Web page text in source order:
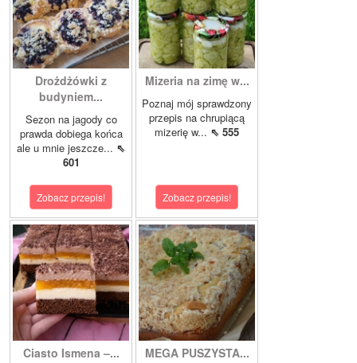
Drożdżówki z
budyniem...
Sezon na jagody co
prawda dobiega końca
ale u mnie jeszcze... ⇖
601
Zobacz przepis!
Mizeria na zimę w...
Poznaj mój sprawdzony
przepis na chrupiącą
mizerię w... ⇖ 555
Zobacz przepis!
Ciasto Ismena –... MEGA PUSZYSTA...